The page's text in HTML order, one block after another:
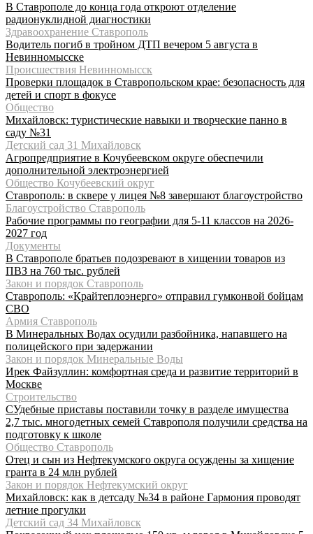
В Ставрополе до конца года откроют отделение
радионуклидной диагностики
Здравоохранение Ставрополь
Водитель погиб в тройном ДТП вечером 5 августа в
Невинномысске
Происшествия Невинномысск
Проверки площадок в Ставропольском крае: безопасность для
детей и спорт в фокусе
Общество
Михайловск: туристические навыки и творческие панно в
саду №31
Детский сад 31 Михайловск
Агропредприятие в Кочубеевском округе обеспечили
дополнительной электроэнергией
Общество Кочубеевский округ
Ставрополь: в сквере у лицея №8 завершают благоустройство
Благоустройство Ставрополь
Рабочие программы по географии для 5-11 классов на 2026-
2027 год
Документы
В Ставрополе братьев подозревают в хищении товаров из
ПВЗ на 760 тыс. рублей
Закон и порядок Ставрополь
Ставрополь: «Крайтеплоэнерго» отправил гумконвой бойцам
СВО
Армия Ставрополь
В Минеральных Водах осудили разбойника, напавшего на
полицейского при задержании
Закон и порядок Минеральные Воды
Ирек Файзуллин: комфортная среда и развитие территорий в
Москве
Строительство
СУдебные приставы поставили точку в разделе имущества
2,7 тыс. многодетных семей Ставрополя получили средства на
подготовку к школе
Общество Ставрополь
Отец и сын из Нефтекумского округа осуждены за хищение
гранта в 24 млн рублей
Закон и порядок Нефтекумский округ
Михайловск: как в детсаду №34 в районе Гармония проводят
летние прогулки
Детский сад 34 Михайловск